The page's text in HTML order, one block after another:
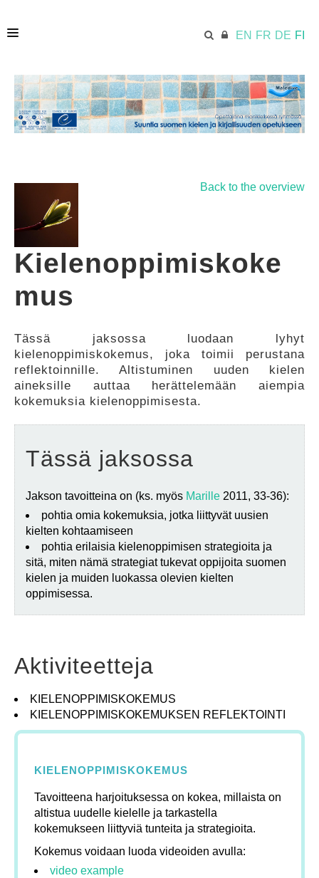
EN FR DE FI
HOME
RESOURCES AND LINKS
FEEDBACK
Back to the overview
Kielenoppimiskoke
mus
Tässä jaksossa luodaan lyhyt
kielenoppimiskokemus, joka toimii perustana
reflektoinnille. Altistuminen uuden kielen
aineksille auttaa herättelemään aiempia
kokemuksia kielenoppimisesta.
Tässä jaksossa
Jakson tavoitteina on (ks. myös Marille 2011, 33-36):
pohtia omia kokemuksia, jotka liittyvät uusien
kielten kohtaamiseen
pohtia erilaisia kielenoppimisen strategioita ja
sitä, miten nämä strategiat tukevat oppijoita suomen
kielen ja muiden luokassa olevien kielten
oppimisessa.
Aktiviteetteja
KIELENOPPIMISKOKEMUS
KIELENOPPIMISKOKEMUKSEN REFLEKTOINTI
KIELENOPPIMISKOKEMUS
Tavoitteena harjoituksessa on kokea, millaista on
altistua uudelle kielelle ja tarkastella
kokemukseen liittyviä tunteita ja strategioita.
Kokemus voidaan luoda videoiden avulla:
video example